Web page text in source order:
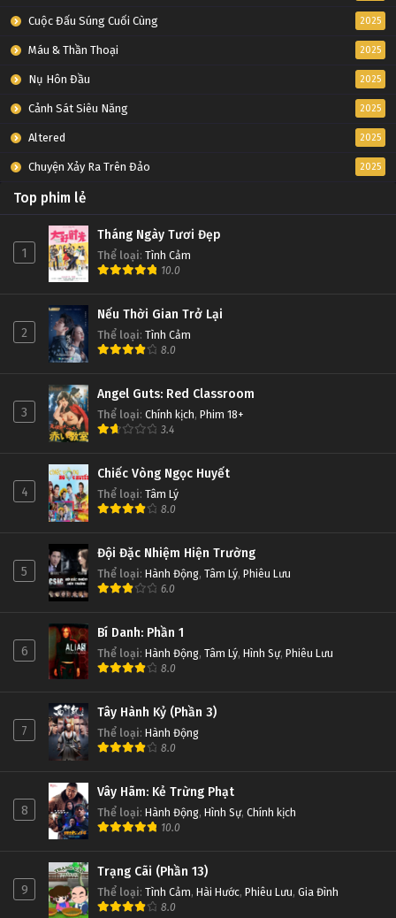
Cuộc Đấu Súng Cuối Cùng 2025
Máu & Thần Thoại 2025
Nụ Hôn Đầu 2025
Cảnh Sát Siêu Năng 2025
Altered 2025
Chuyện Xảy Ra Trên Đảo 2025
Top phim lẻ
1
Tháng Ngày Tươi Đẹp
Thể loại: Tình Cảm
10.0
2
Nếu Thời Gian Trở Lại
Thể loại: Tình Cảm
8.0
3
Angel Guts: Red Classroom
Thể loại: Chính kịch, Phim 18+
3.4
4
Chiếc Vòng Ngọc Huyết
Thể loại: Tâm Lý
8.0
5
Đội Đặc Nhiệm Hiện Trường
Thể loại: Hành Động, Tâm Lý, Phiêu Lưu
6.0
6
Bí Danh: Phần 1
Thể loại: Hành Động, Tâm Lý, Hình Sự, Phiêu Lưu
8.0
7
Tây Hành Kỷ (Phần 3)
Thể loại: Hành Động
8.0
8
Vây Hãm: Kẻ Trừng Phạt
Thể loại: Hành Động, Hình Sự, Chính kịch
10.0
9
Trạng Cãi (Phần 13)
Thể loại: Tình Cảm, Hài Hước, Phiêu Lưu, Gia Đình
8.0